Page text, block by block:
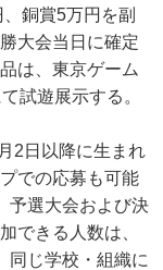
銅賞5万円を副
大会当日に確定
は、東京ゲーム
試遊展示する。
2日以降に生まれ
での応募も可能
予選大会および決
できる人数は、
同じ学校・組織に